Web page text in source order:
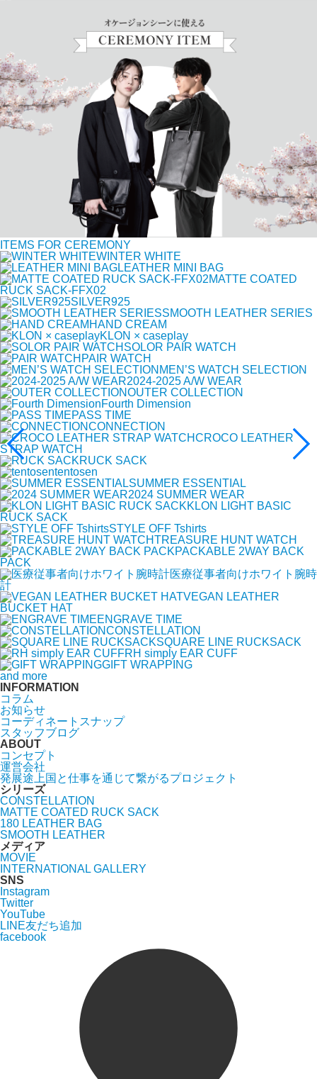
ITEMS FOR CEREMONY
WINTER WHITE
LEATHER MINI BAG
MATTE COATED
RUCK SACK-FFX02
SILVER925
SMOOTH LEATHER SERIES
HAND CREAM
KLON × caseplay
SOLOR PAIR WATCH
PAIR WATCH
MEN’S WATCH SELECTION
2024-2025 A/W WEAR
OUTER COLLECTION
Fourth Dimension
PASS TIME
CONNECTION
CROCO LEATHER
STRAP WATCH
RUCK SACK
tentosen
SUMMER ESSENTIAL
2024 SUMMER WEAR
KLON LIGHT BASIC
RUCK SACK
STYLE OFF Tshirts
TREASURE HUNT WATCH
PACKABLE 2WAY BACK
PACK
医療従事者向けホワイト腕時
計
VEGAN LEATHER
BUCKET HAT
ENGRAVE TIME
CONSTELLATION
SQUARE LINE RUCKSACK
RH simply EAR CUFF
GIFT WRAPPING
and more
INFORMATION
コラム
お知らせ
コーディネートスナップ
スタッフブログ
ABOUT
コンセプト
運営会社
発展途上国と仕事を通じて繋がるプロジェクト
シリーズ
CONSTELLATION
MATTE COATED RUCK SACK
180 LEATHER BAG
SMOOTH LEATHER
メディア
MOVIE
INTERNATIONAL GALLERY
SNS
Instagram
Twitter
YouTube
LINE友だち追加
facebook